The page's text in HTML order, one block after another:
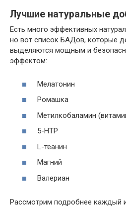
Лучшие натуральные
Есть много эффективных
но вот список БАДов, которые
выделяются мощным и
эффектом:
Мелатонин
Ромашка
Метилкобаламин
5-HTP
L-теанин
Магний
Валериан
Рассмотрим подробнее каждый